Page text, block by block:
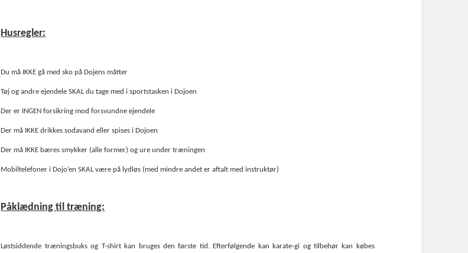
Husregler:
Du må IKKE gå med sko på Dojens måtter
Tøj og andre ejendele SKAL du tage med i sportstasken i Dojoen
Der er INGEN forsikring mod forsvundne ejendele
Der må IKKE drikkes sodavand eller spises i Dojoen
Der må IKKE bæres smykker (alle former) og ure under træningen
Mobiltelefoner i Dojo’en SKAL være på lydløs (med mindre andet er aftalt med instruktør)
Påklædning til træning:
Løstsiddende træningsbuks og T-shirt kan bruges den første tid. Efterfølgende kan karate-gi og tilbehør kan købes